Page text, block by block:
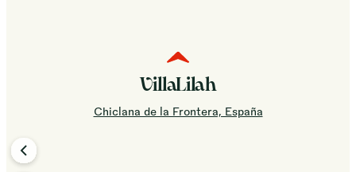
VillaLilah
Chiclana de la Frontera, España